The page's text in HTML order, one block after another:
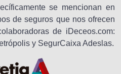
se mencionan en
de seguros que nos ofrecen
de iDeceos.com:
y SegurCaixa Adeslas.